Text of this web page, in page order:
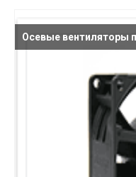
Осевые вентиляторы